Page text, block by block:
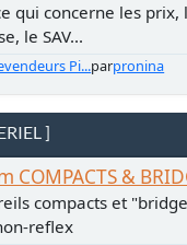
qui concerne les prix,
le SAV...
Pi...parpronina
]
COMPACTS &
compacts et
reflex